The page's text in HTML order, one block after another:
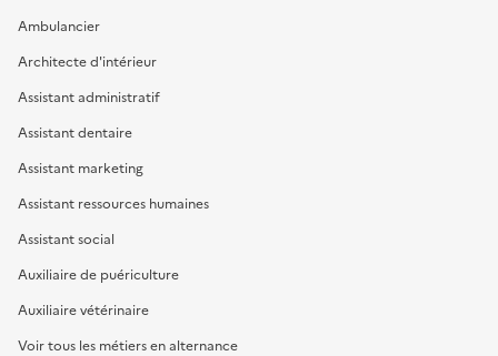
Ambulancier
Architecte d'intérieur
Assistant administratif
Assistant dentaire
Assistant marketing
Assistant ressources humaines
Assistant social
Auxiliaire de puériculture
Auxiliaire vétérinaire
Voir tous les métiers en alternance